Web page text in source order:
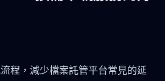
程，減少檔案託管平台常見的延